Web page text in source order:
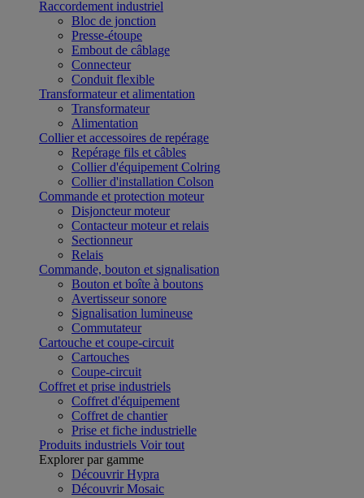
Raccordement industriel
Bloc de jonction
Presse-étoupe
Embout de câblage
Connecteur
Conduit flexible
Transformateur et alimentation
Transformateur
Alimentation
Collier et accessoires de repérage
Repérage fils et câbles
Collier d'équipement Colring
Collier d'installation Colson
Commande et protection moteur
Disjoncteur moteur
Contacteur moteur et relais
Sectionneur
Relais
Commande, bouton et signalisation
Bouton et boîte à boutons
Avertisseur sonore
Signalisation lumineuse
Commutateur
Cartouche et coupe-circuit
Cartouches
Coupe-circuit
Coffret et prise industriels
Coffret d'équipement
Coffret de chantier
Prise et fiche industrielle
Produits industriels Voir tout
Explorer par gamme
Découvrir Hypra
Découvrir Mosaic